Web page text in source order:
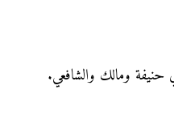
حنيفة ومالك والشافعي.